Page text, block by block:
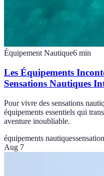
Équipement Nautique6 min
Les Équipements
Sensations Nautiques
Pour vivre des sensations
équipements essentiels qui
aventure inoubliable.
équipements nautiques
Aug 7